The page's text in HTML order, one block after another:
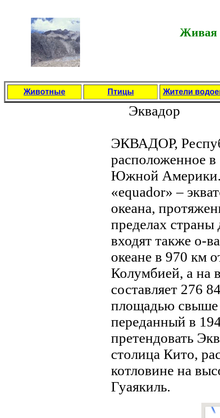
Живая
Животные Птицы Жители
Эквадор
ЭКВАДОР,
расположенное в
Южной Америки.
«equador» –
океана,
пределах страны
входят также о-
океанe в 970 км
Колумбией, а на
составляет 276
площадью свыше
переданный в
претендовать
столица Кито,
котловинe на
Гуаякиль.